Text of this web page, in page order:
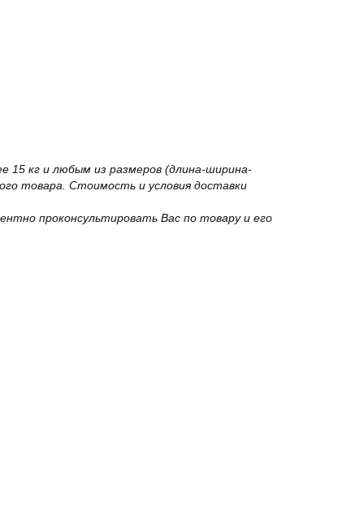
15 кг и любым из размеров (длина-ширина-
товара. Стоимость и условия доставки
проконсультировать Вас по товару и его